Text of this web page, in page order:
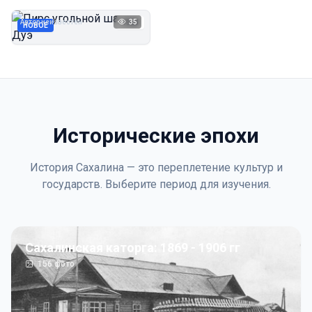
НОВОЕ 1923
Автор неизвестен 35
Исторические эпохи
История Сахалина — это переплетение культур и
государств. Выберите период для изучения.
Сахалинская каторга: 1869 - 1906 гг
156фото